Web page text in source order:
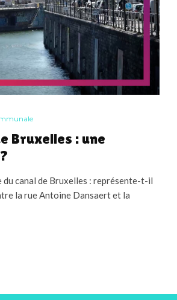
Bruxelles : une
du canal de Bruxelles : représente-t-il
la rue Antoine Dansaert et la